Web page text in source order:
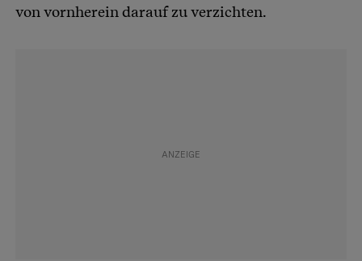
von vornherein darauf zu verzichten.